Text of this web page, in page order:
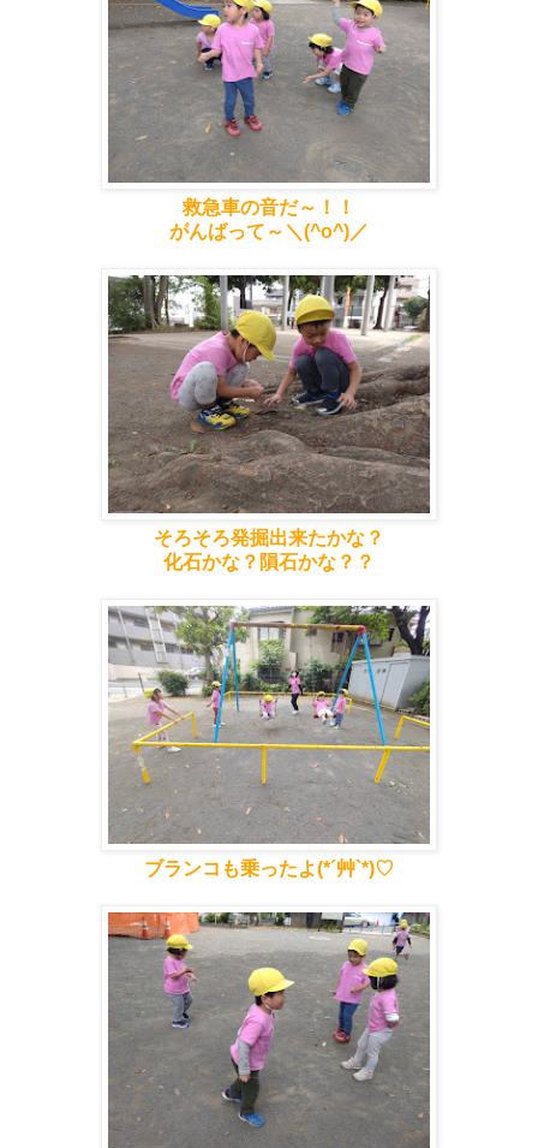
救急車の音だ～！！
がんばって～＼(^o^)／
そろそろ発掘出来たかな？
化石かな？隕石かな？？
ブランコも乗ったよ(*´艸`*)♡